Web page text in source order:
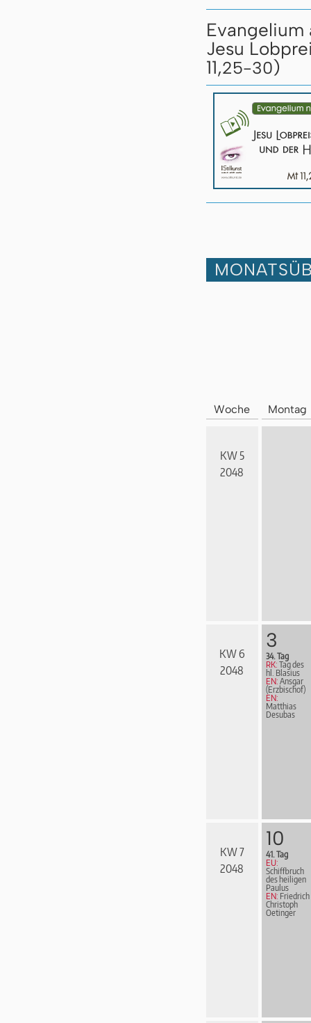
Evangelium
Jesu
11,25-30)
Woche Montag
KW 5
2048
KW 6
2048
3
34. Tag
RK: Tag des
hl. Blasius
EN: Ansgar
(Erzbischof)
EN:
Matthias
Desubas
KW 7
2048
10
41. Tag
EU:
Schiffbruch
des heiligen
Paulus
EN: Friedrich
Christoph
Oetinger